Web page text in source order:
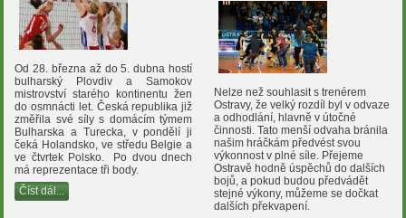
Od 28. března až do 5. dubna hostí
bulharský Plovdiv a Samokov
mistrovství starého kontinentu žen
do osmnácti let. Česká republika již
změřila své síly s domácím týmem
Bulharska a Turecka, v pondělí ji
čeká Holandsko, ve středu Belgie a
ve čtvrtek Polsko. Po dvou dnech
má reprezentace tři body.
Číst dál...
Nelze než souhlasit s trenérem
Ostravy, že velký rozdíl byl v odvaze
a odhodlání, hlavně v útočné
činnosti. Tato menší odvaha bránila
našim hráčkám předvést svou
výkonnost v plné síle. Přejeme
Ostravě hodně úspěchů do dalších
bojů, a pokud budou předvádět
stejné výkony, můžeme se dočkat
dalších překvapení.